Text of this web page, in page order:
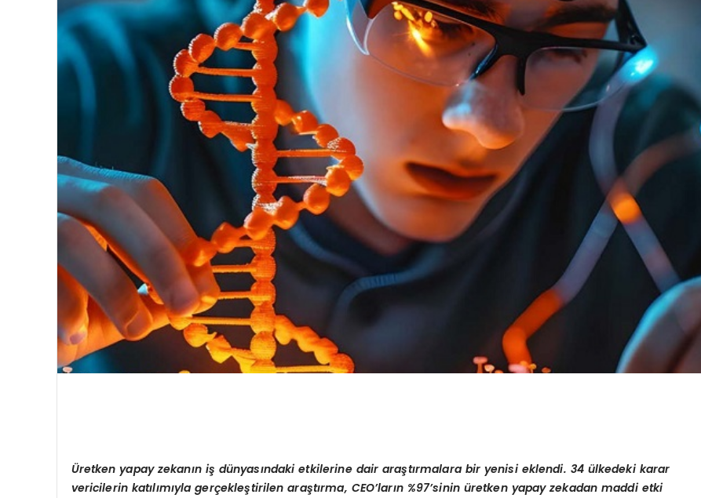
Üretken yapay zekanın iş dünyasındaki etkilerine dair araştırmalara bir yenisi eklendi. 34 ülkedeki karar
vericilerin katılımıyla gerçekleştirilen araştırma, CEO’ların %97’sinin üretken yapay zekadan maddi etki